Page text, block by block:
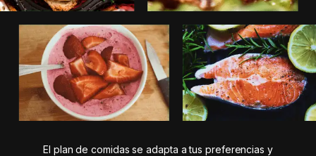
El plan de comidas se adapta a tus preferencias y